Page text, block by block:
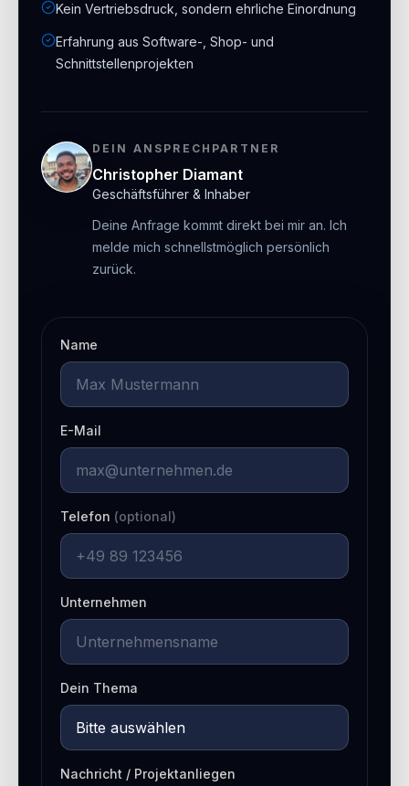
Kein Vertriebsdruck, sondern ehrliche Einordnung
Erfahrung aus Software-, Shop- und
Schnittstellenprojekten
DEIN ANSPRECHPARTNER
Christopher Diamant
Geschäftsführer & Inhaber
Deine Anfrage kommt direkt bei mir an. Ich
melde mich schnellstmöglich persönlich
zurück.
Name
E-Mail
Telefon (optional)
Unternehmen
Dein Thema
Nachricht / Projektanliegen